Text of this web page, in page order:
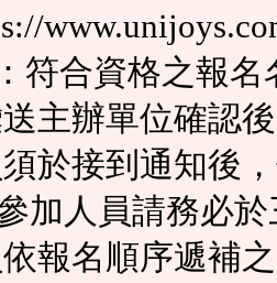
符合資格之報
主辦單位確認
於接到通知後
加人員請務必
報名順序遞補